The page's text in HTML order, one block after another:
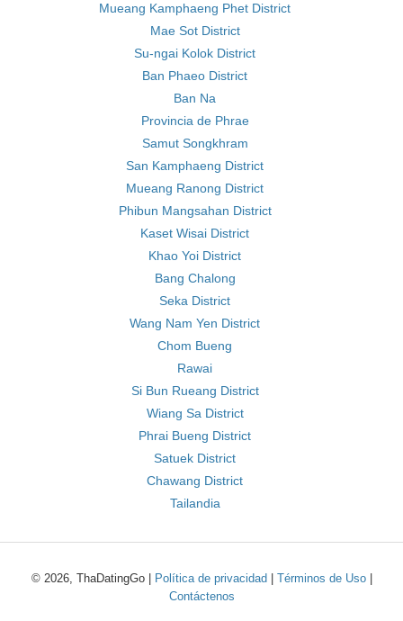
Mueang Kamphaeng Phet District
Mae Sot District
Su-ngai Kolok District
Ban Phaeo District
Ban Na
Provincia de Phrae
Samut Songkhram
San Kamphaeng District
Mueang Ranong District
Phibun Mangsahan District
Kaset Wisai District
Khao Yoi District
Bang Chalong
Seka District
Wang Nam Yen District
Chom Bueng
Rawai
Si Bun Rueang District
Wiang Sa District
Phrai Bueng District
Satuek District
Chawang District
Tailandia
© 2026, ThaDatingGo | Política de privacidad Términos de Uso|
Contáctenos